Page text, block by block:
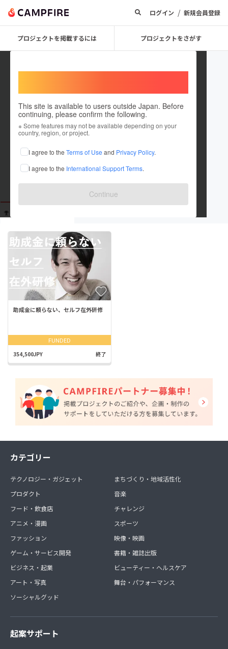
ログイン / 新規会員登録
プロジェクトを掲載するには プロジェクトをさがす
This site is available to users outside Japan. Before
continuing, please confirm the following.
※ Some features may not be available depending on your
country, region, or project.
I agree to the Terms of Use and Privacy Policy.
I agree to the International Support Terms.
Continue
taira520
出身国：未設定
助成金に頼らない、セルフ在外研修
FUNDED
354,500JPY 終了
カテゴリー
テクノロジー・ガジェット
プロダクト
フード・飲食店
アニメ・漫画
ファッション
ゲーム・サービス開発
ビジネス・起業
アート・写真
ソーシャルグッド
まちづくり・地域活性化
音楽
チャレンジ
スポーツ
映像・映画
書籍・雑誌出版
ビューティー・ヘルスケア
舞台・パフォーマンス
起案サポート